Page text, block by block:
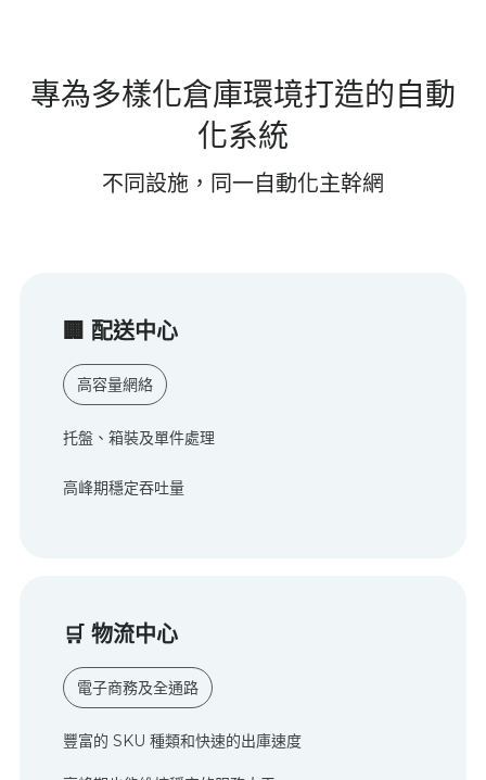
專為多樣化倉庫環境打造的自動
化系統
不同設施，同一自動化主幹網
🏢 配送中心
高容量網絡
托盤、箱裝及單件處理
高峰期穩定吞吐量
🛒 物流中心
電子商務及全通路
豐富的 SKU 種類和快速的出庫速度